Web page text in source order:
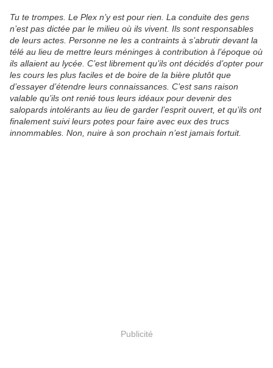
Tu te trompes. Le Plex n’y est pour rien. La conduite des gens
n’est pas dictée par le milieu où ils vivent. Ils sont responsables
de leurs actes. Personne ne les a contraints à s’abrutir devant la
télé au lieu de mettre leurs méninges à contribution à l’époque où
ils allaient au lycée. C’est librement qu’ils ont décidés d’opter pour
les cours les plus faciles et de boire de la bière plutôt que
d’essayer d’étendre leurs connaissances. C’est sans raison
valable qu’ils ont renié tous leurs idéaux pour devenir des
salopards intolérants au lieu de garder l’esprit ouvert, et qu’ils ont
finalement suivi leurs potes pour faire avec eux des trucs
innommables. Non, nuire à son prochain n’est jamais fortuit.
Publicité